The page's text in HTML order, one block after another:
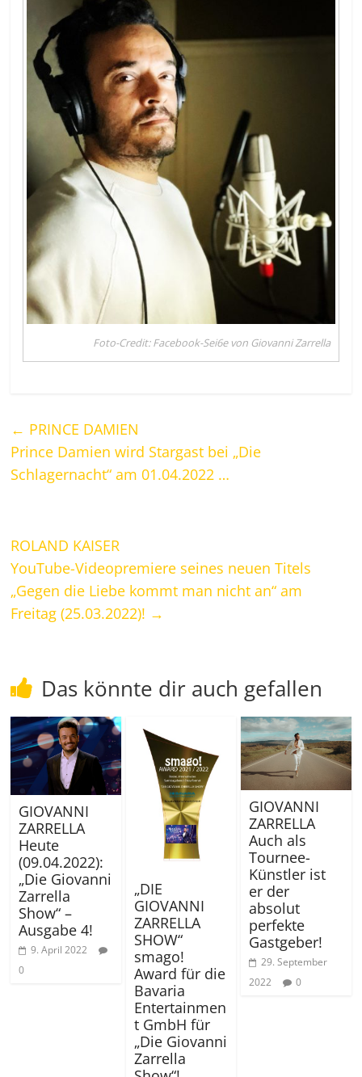
Foto-Credit: Facebook-Sei6e von Giovanni Zarrella
← PRINCE DAMIEN
Prince Damien wird Stargast bei „Die
Schlagernacht“ am 01.04.2022 …
ROLAND KAISER
YouTube-Videopremiere seines neuen Titels
„Gegen die Liebe kommt man nicht an“ am
Freitag (25.03.2022)! →
Das könnte dir auch gefallen
GIOVANNI
ZARRELLA
Heute
(09.04.2022):
„Die Giovanni
Zarrella
Show“ –
Ausgabe 4!
9. April 2022
0
„DIE
GIOVANNI
ZARRELLA
SHOW“
smago!
Award für die
Bavaria
Entertainmen
t GmbH für
„Die Giovanni
Zarrella
GIOVANNI
ZARRELLA
Auch als
Tournee-
Künstler ist
er der
absolut
perfekte
Gastgeber!
29. September
2022
0